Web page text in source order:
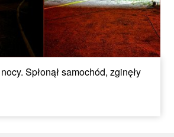
Spłonął samochód, zginęły